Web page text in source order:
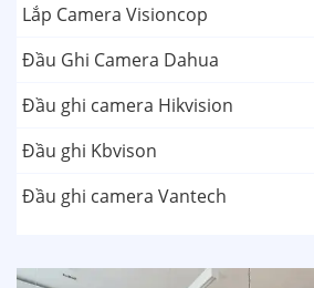
Lắp Camera Visioncop
Đầu Ghi Camera Dahua
Đầu ghi camera Hikvision
Đầu ghi Kbvison
Đầu ghi camera Vantech